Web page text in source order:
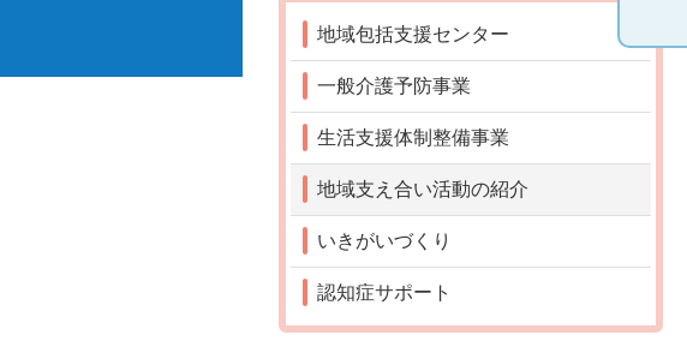
地域包括支援センター
一般介護予防事業
生活支援体制整備事業
地域支え合い活動の紹介
いきがいづくり
認知症サポート